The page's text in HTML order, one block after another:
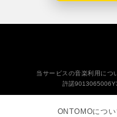
当サービスの音楽利用につ
許諾
ONTOMOについ